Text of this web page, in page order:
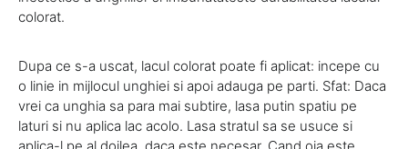
colorat.
Dupa ce s-a uscat, lacul colorat poate fi aplicat: incepe cu
o linie in mijlocul unghiei si apoi adauga pe parti. Sfat: Daca
vrei ca unghia sa para mai subtire, lasa putin spatiu pe
laturi si nu aplica lac acolo. Lasa stratul sa se usuce si